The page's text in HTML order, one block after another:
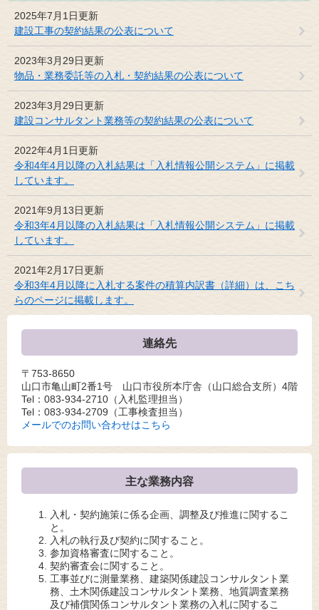
2025年7月1日更新
建設工事の契約結果の公表について
2023年3月29日更新
物品・業務委託等の入札・契約結果の公表について
2023年3月29日更新
建設コンサルタント業務等の契約結果の公表について
2022年4月1日更新
令和4年4月以降の入札結果は「入札情報公開システム」に掲載
しています。
2021年9月13日更新
令和3年4月以降の入札結果は「入札情報公開システム」に掲載
しています。
2021年2月17日更新
令和3年4月以降に入札する案件の積算内訳書（詳細）は、こち
らのページに掲載します。
連絡先
〒753-8650
山口市亀山町2番1号 山口市役所本庁舎（山口総合支所）4階
Tel：083-934-2710 （入札監理担当）
Tel：083-934-2709 （工事検査担当）
メールでのお問い合わせはこちら
主な業務内容
入札・契約施策に係る企画、調整及び推進に関するこ
と。
入札の執行及び契約に関すること。
参加資格審査に関すること。
契約審査会に関すること。
工事並びに測量業務、建築関係建設コンサルタント業
務、土木関係建設コンサルタント業務、地質調査業務
及び補償関係コンサルタント業務の入札に関するこ